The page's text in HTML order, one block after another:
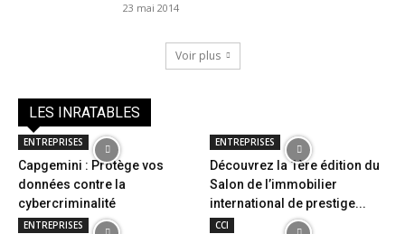
23 mai 2014
Voir plus
LES INRATABLES
ENTREPRISES
Capgemini : Protège vos
données contre la
cybercriminalité
ENTREPRISES
Découvrez la 1ère édition du
Salon de l’immobilier
international de prestige...
ENTREPRISES CCI